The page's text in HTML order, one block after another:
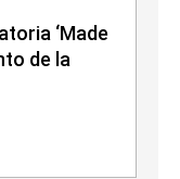
‘Made
de la